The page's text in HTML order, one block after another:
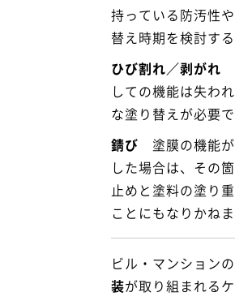
持っている防汚性
替え時期を検討す
ひび割れ／剥がれ
しての機能は失わ
な塗り替えが必要
錆び 塗膜の機能が
した場合は、その
止めと塗料の塗り
ことにもなりかね
ビル・マンション
装が取り組まれる